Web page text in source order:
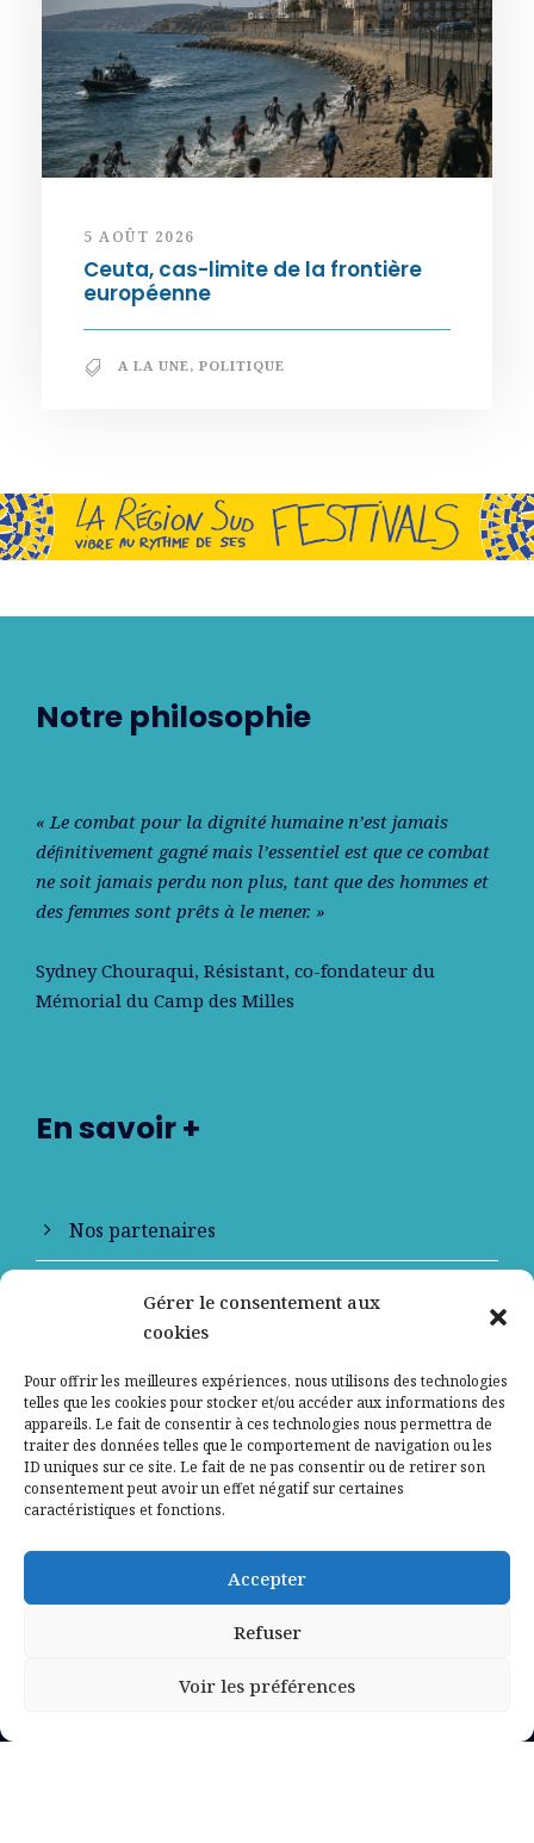
Gérer le consentement aux
cookies
Pour offrir les meilleures expériences, nous utilisons des technologies
telles que les cookies pour stocker et/ou accéder aux informations des
appareils. Le fait de consentir à ces technologies nous permettra de
traiter des données telles que le comportement de navigation ou les
ID uniques sur ce site. Le fait de ne pas consentir ou de retirer son
consentement peut avoir un effet négatif sur certaines
caractéristiques et fonctions.
Accepter
Refuser
Voir les préférences
5 AOÛT 2026
Ceuta, cas-limite de la frontière
européenne
A LA UNE, POLITIQUE
Notre philosophie
« Le combat pour la dignité humaine n’est jamais
déﬁnitivement gagné mais l’essentiel est que ce combat
ne soit jamais perdu non plus, tant que des hommes et
des femmes sont prêts à le mener. »
Sydney Chouraqui, Résistant, co-fondateur du
Mémorial du Camp des Milles
En savoir +
Nos partenaires
Qui sommes-nous ?
Mentions légales
Politique de confidentialité